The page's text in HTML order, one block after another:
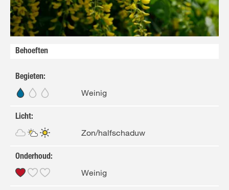
Behoeften
Begieten:
Weinig
Licht:
Zon/halfschaduw
Onderhoud:
Weinig